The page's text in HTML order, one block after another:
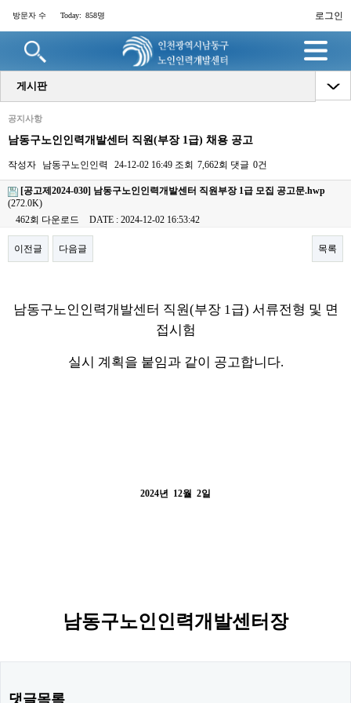
로그인
방문자 수 Today: 858명
게시판
공지사항
남동구노인인력개발센터 직원(부장 1급) 채용 공고
작성자 남동구노인인력 24-12-02 16:49 조회 7,662회 댓글 0건
[공고제2024-030] 남동구노인인력개발센터 직원부장 1급 모집 공고문.hwp
(272.0K)
462회 다운로드
DATE : 2024-12-02 16:53:42
이전글 다음글 목록
남동구노인인력개발센터 직원(부장 1급) 서류전형 및 면
접시험
실시 계획을 붙임과 같이 공고합니다.
2024년 12월 2일
남동구노인인력개발센터장
댓글목록